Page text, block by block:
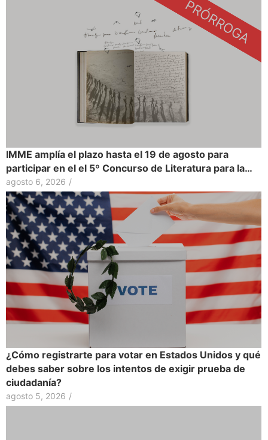
IMME amplía el plazo hasta el 19 de agosto para
participar en el el 5º Concurso de Literatura para la…
agosto 6, 2026 /
¿Cómo registrarte para votar en Estados Unidos y qué
debes saber sobre los intentos de exigir prueba de
ciudadanía?
agosto 5, 2026 /